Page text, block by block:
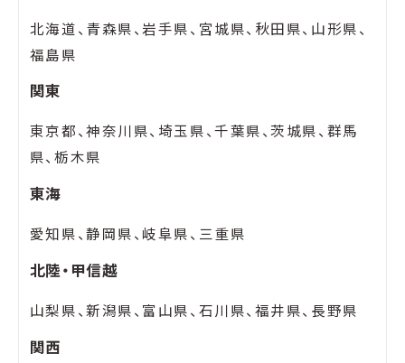
北海道、青森県、岩手県、宮城県、秋田県、山形県、
福島県
関東
東京都、神奈川県、埼玉県、千葉県、茨城県、群馬
県、栃木県
東海
愛知県、静岡県、岐阜県、三重県
北陸・甲信越
山梨県、新潟県、富山県、石川県、福井県、長野県
関西